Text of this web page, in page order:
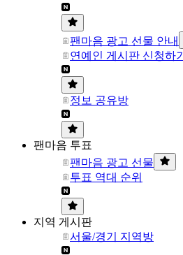
팬마음 광고 선물 안내
연예인 게시판 신청하기
정보 공유방
팬마음 투표
팬마음 광고 선물
투표 역대 순위
지역 게시판
서울/경기 지역방